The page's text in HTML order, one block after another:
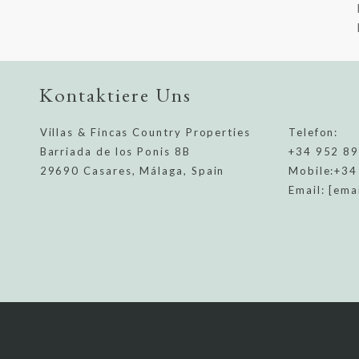
Kontaktiere Uns
Villas & Fincas Country Properties
Barriada de los Ponis 8B
29690 Casares, Málaga, Spain
Telefon:
+34 952
Mobile:
Email: